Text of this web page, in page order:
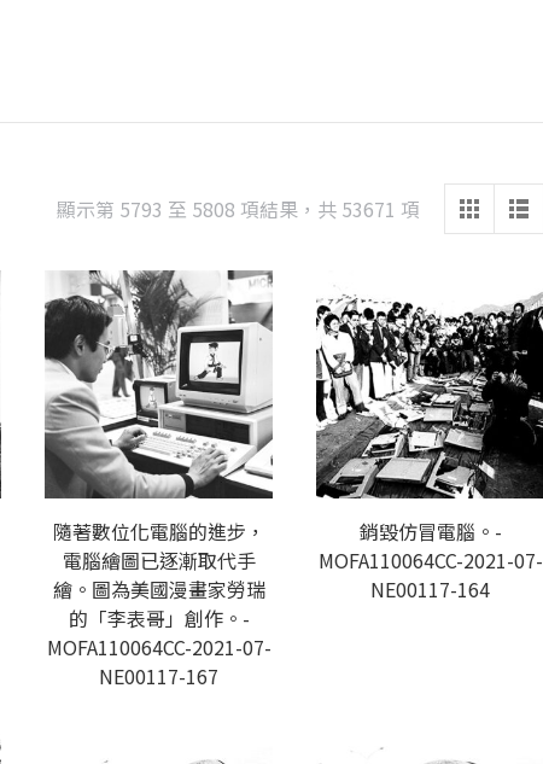
顯示第 5793 至 5808 項結果，共 53671 項 Sorted
隨著數位化電腦的進步，
電腦繪圖已逐漸取代手
繪。圖為美國漫畫家勞瑞
的「李表哥」創作。-
MOFA110064CC-2021-07-
NE00117-167
銷毀仿冒電腦。-
MOFA110064CC-2021-07-
NE00117-164